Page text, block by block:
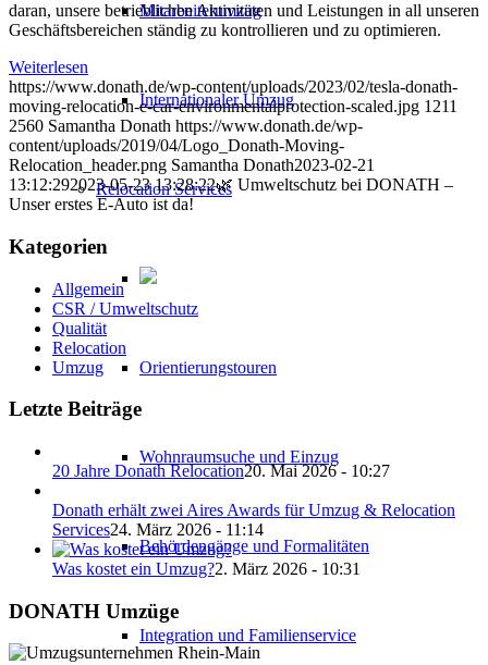
Mitarbeiterumzug
Internationaler Umzug
Relocation Services
Orientierungstouren
Wohnraumsuche und Einzug
Behördengänge und Formalitäten
Integration und Familienservice
daran, unsere betrieblichen Aktivitäten und Leistungen in all unseren
Geschäftsbereichen ständig zu kontrollieren und zu optimieren.
Weiterlesen
https://www.donath.de/wp-content/uploads/2023/02/tesla-donath-
moving-relocation-e-car-environmentalprotection-scaled.jpg 1211
2560 Samantha Donath https://www.donath.de/wp-
content/uploads/2019/04/Logo_Donath-Moving-
Relocation_header.png Samantha Donath2023-02-21
13:12:292023-05-23 13:28:22🌿 Umweltschutz bei DONATH –
Unser erstes E-Auto ist da!
Kategorien
Allgemein
CSR / Umweltschutz
Qualität
Relocation
Umzug
Letzte Beiträge
20 Jahre Donath Relocation20. Mai 2026 - 10:27
Donath erhält zwei Aires Awards für Umzug & Relocation
Services24. März 2026 - 11:14
Was kostet ein Umzug?2. März 2026 - 10:31
DONATH Umzüge